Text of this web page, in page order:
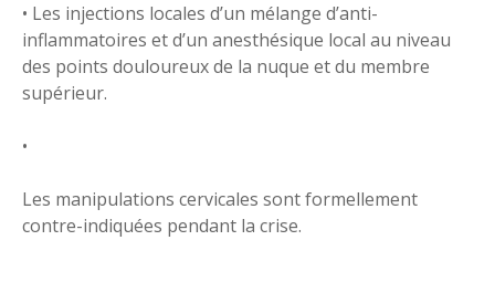
• Les injections locales d’un mélange d’anti-
inflammatoires et d’un anesthésique local au niveau
des points douloureux de la nuque et du membre
supérieur.
•
Les manipulations cervicales sont formellement
contre-indiquées pendant la crise.